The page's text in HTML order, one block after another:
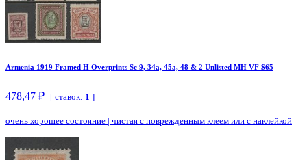
Armenia 1919 Framed H Overprints Sc 9, 34a, 45a, 48 & 2 Unlisted MH VF $65
478,47 ₽ [ ставок: 1 ]
очень хорошее состояние | чистая с поврежденным клеем или с наклейкой